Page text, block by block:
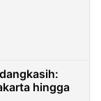
hingga